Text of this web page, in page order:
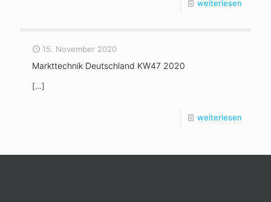
weiterlesen
15. November 2020
Markttechnik Deutschland KW47 2020
[…]
weiterlesen